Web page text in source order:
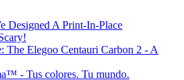
Designed A Print-In-Place
The Elegoo Centauri Carbon 2 - A
- Tus colores. Tu mundo.